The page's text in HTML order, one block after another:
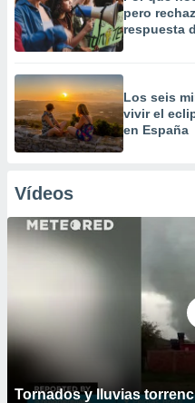
pero
respuesta
Los seis
vivir el
en España
Vídeos
Tornados y lluvias